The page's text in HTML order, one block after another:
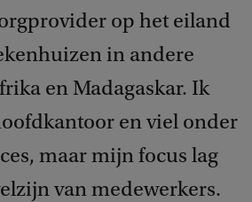
op het eiland
in andere
en Madagaskar. Ik
en viel onder
maar mijn focus lag
van medewerkers.
a